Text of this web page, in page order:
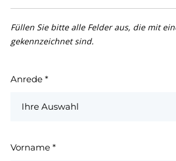
Füllen Sie bitte alle Felder aus, die mit
gekennzeichnet sind.
Anrede *
Vorname *